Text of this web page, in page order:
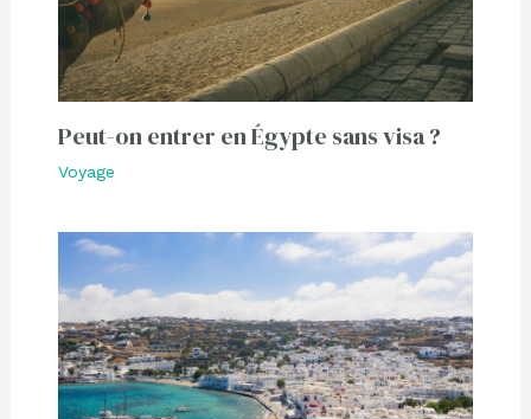
Peut-on entrer en Égypte sans visa ?
Voyage